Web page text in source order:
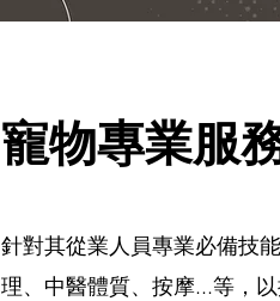
寵物專業服
針對其從業人員專業必備技
理、中醫體質、按摩...等，